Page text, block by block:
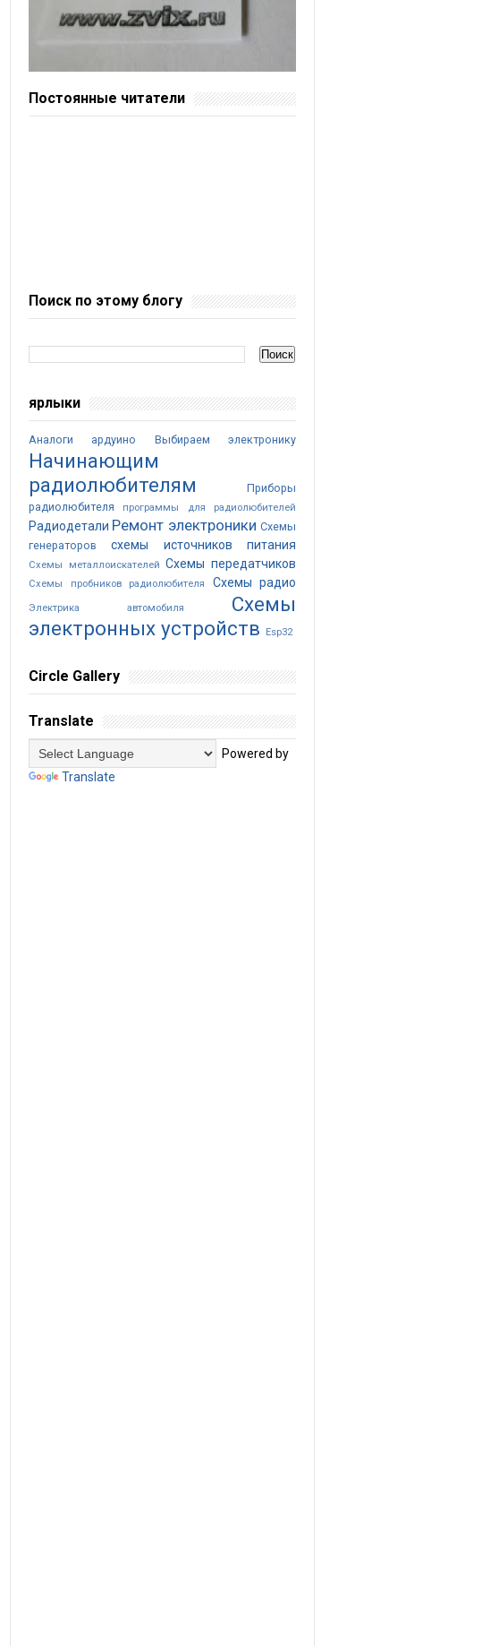
Постоянные читатели
Поиск по этому блогу
ярлыки
Аналоги ардуино Выбираем электронику
Начинающим
радиолюбителям
Приборы
радиолюбителя
программы для радиолюбителей
Радиодетали Ремонт электроники Схемы
генераторов
схемы источников питания
Схемы металлоискателей Схемы передатчиков
Схемы пробников радиолюбителя Схемы радио
Электрика автомобиля
Cхемы
электронных устройств
Esp32
Circle Gallery
Translate
Powered by
Translate